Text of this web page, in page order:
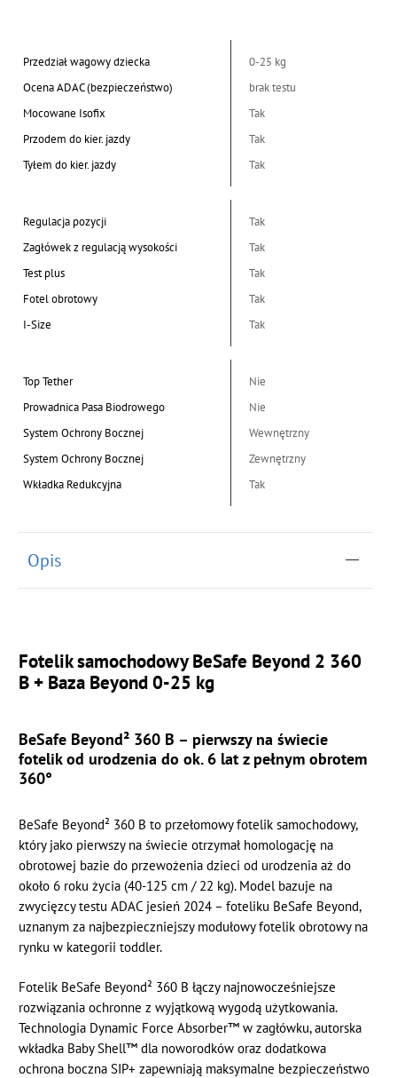
Przedział wagowy dziecka
0-25 kg
Ocena ADAC (bezpieczeństwo)
brak testu
Mocowane Isofix
Tak
Przodem do kier. jazdy
Tak
Tyłem do kier. jazdy
Tak
Regulacja pozycji
Tak
Zagłówek z regulacją wysokości
Tak
Test plus
Tak
Fotel obrotowy
Tak
I-Size
Tak
Top Tether
Nie
Prowadnica Pasa Biodrowego
Nie
System Ochrony Bocznej
Wewnętrzny
System Ochrony Bocznej
Zewnętrzny
Wkładka Redukcyjna
Tak
Opis
Fotelik samochodowy BeSafe Beyond 2 360
B + Baza Beyond 0-25 kg
BeSafe Beyond² 360 B – pierwszy na świecie
fotelik od urodzenia do ok. 6 lat z pełnym obrotem
360°
BeSafe Beyond² 360 B to przełomowy fotelik samochodowy,
który jako pierwszy na świecie otrzymał homologację na
obrotowej bazie do przewożenia dzieci od urodzenia aż do
około 6 roku życia (40-125 cm / 22 kg). Model bazuje na
zwycięzcy testu ADAC jesień 2024 – foteliku BeSafe Beyond,
uznanym za najbezpieczniejszy modułowy fotelik obrotowy na
rynku w kategorii toddler.
Fotelik BeSafe Beyond² 360 B łączy najnowocześniejsze
rozwiązania ochronne z wyjątkową wygodą użytkowania.
Technologia Dynamic Force Absorber™ w zagłówku, autorska
wkładka Baby Shell™ dla noworodków oraz dodatkowa
ochrona boczna SIP+ zapewniają maksymalne bezpieczeństwo